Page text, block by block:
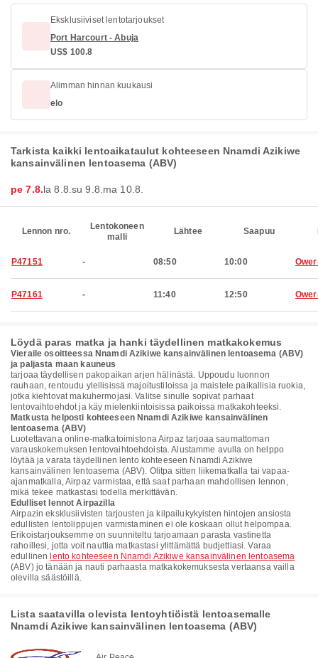
Eksklusiiviset lentotarjoukset
Port Harcourt - Abuja
US$ 100.8
Alimman hinnan kuukausi
elo
Tarkista kaikki lentoaikataulut kohteeseen Nnamdi Azikiwe
kansainvälinen lentoasema (ABV)
pe 7.8.la 8.8. su 9.8. ma 10.8.
Lennon nro.
Lentokoneen
malli
Lähtee Saapuu
P47151 - 08:50 10:00
P47161 - 11:40 12:50
Löydä paras matka ja hanki täydellinen matkakokemus
Vieraile osoitteessa Nnamdi Azikiwe kansainvälinen lentoasema (ABV)
ja paljasta maan kauneus
tarjoaa täydellisen pakopaikan arjen hälinästä. Uppoudu luonnon
rauhaan, rentoudu ylellisissä majoitustiloissa ja maistele paikallisia ruokia,
jotka kiehtovat makuhermojasi. Valitse sinulle sopivat parhaat
lentovaihtoehdot ja käy mielenkiintoisissa paikoissa matkakohteeksi.
Matkusta helposti kohteeseen Nnamdi Azikiwe kansainvälinen
lentoasema (ABV)
Luotettavana online-matkatoimistona Airpaz tarjoaa saumattoman
varauskokemuksen lentovaihtoehdoista. Alustamme avulla on helppo
löytää ja varata täydellinen lento kohteeseen Nnamdi Azikiwe
kansainvälinen lentoasema (ABV). Olitpa sitten liikematkalla tai vapaa-
ajanmatkalla, Airpaz varmistaa, että saat parhaan mahdollisen lennon,
mikä tekee matkastasi todella merkittävän.
Edulliset lennot Airpazilla
Airpazin eksklusiivisten tarjousten ja kilpailukykyisten hintojen ansiosta
edullisten lentolippujen varmistaminen ei ole koskaan ollut helpompaa.
Erikoistarjouksemme on suunniteltu tarjoamaan parasta vastinetta
rahoillesi, jotta voit nauttia matkastasi ylittämättä budjettiasi. Varaa
edullinen lento kohteeseen Nnamdi Azikiwe kansainvälinen lentoasema
(ABV) jo tänään ja nauti parhaasta matkakokemuksesta vertaansa vailla
olevilla säästöillä.
Lista saatavilla olevista lentoyhtiöistä lentoasemalle
Nnamdi Azikiwe kansainvälinen lentoasema (ABV)